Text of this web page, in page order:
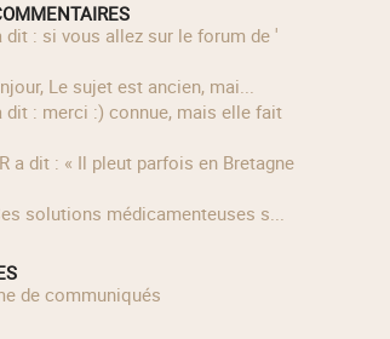
Le sujet est ancien, mai...
solutions médicamenteuses s...
de communiqués